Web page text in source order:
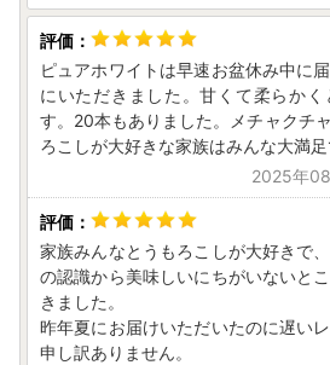
ピュアホワイトは早速お盆休み中に
にいただきました。甘くて柔らか
す。20本もありました。メチャクチ
ろこしが大好きな家族はみんな大満
2025年
家族みんなとうもろこしが大好きで
の認識から美味しいにちがいないと
きました。
昨年夏にお届けいただいたのに遅い
申し訳ありません。